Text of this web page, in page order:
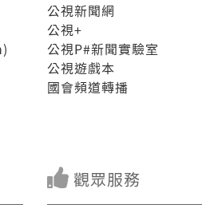
公視新聞網
公視+
公視P#新聞實驗室
公視遊戲本
國會頻道轉播
觀眾服務